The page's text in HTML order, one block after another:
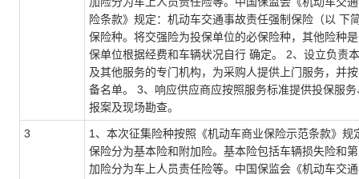
险条款》规定：机动车交通事故责任强制保险（以 下
保险种。将交强险为投保单位的必保险种，其他险种
保单位根据经费和车辆状况自行 确定。 2、设立负责
及其他服务的专门机构，为采购人提供上门服务，并
备名单。 3、响应供应商应按照服务标准提供投保服
报案及现场勘查。
3
1、本次征集险种按照《机动车商业保险示范条款》规
保险分为基本险和附加险。基本险包括车辆损失险和
加险分为车上人员责任险等。中国保监会《机动车交